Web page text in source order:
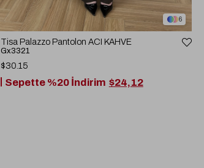
6
Tisa Palazzo Pantolon ACI KAHVE
Gx3321
$30.15
Sepette %20 İndirim $24,12